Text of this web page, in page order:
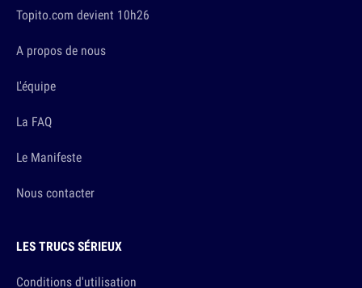
Topito.com devient 10h26
A propos de nous
L'équipe
La FAQ
Le Manifeste
Nous contacter
LES TRUCS SÉRIEUX
Conditions d'utilisation